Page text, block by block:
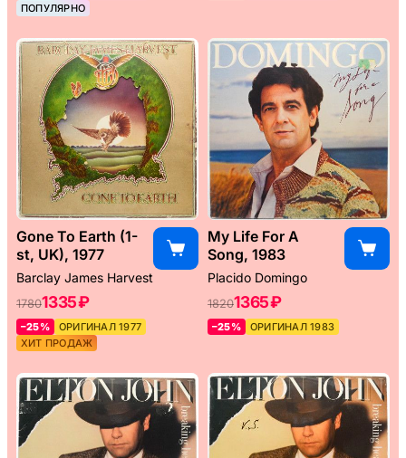
ПОПУЛЯРНО
Gone To Earth (1-
st, UK), 1977
Barclay James Harvest
17801335 ₽
–25%
ОРИГИНАЛ 1977
ХИТ ПРОДАЖ
My Life For A
Song, 1983
Placido Domingo
18201365 ₽
–25% ОРИГИНАЛ 1983